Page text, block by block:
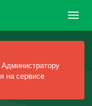
на сервисе